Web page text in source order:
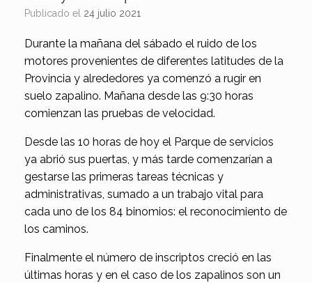
Publicado el 24 julio 2021
Durante la mañana del sábado el ruido de los
motores provenientes de diferentes latitudes de la
Provincia y alrededores ya comenzó a rugir en
suelo zapalino. Mañana desde las 9:30 horas
comienzan las pruebas de velocidad.
Desde las 10 horas de hoy el Parque de servicios
ya abrió sus puertas, y más tarde comenzarían a
gestarse las primeras tareas técnicas y
administrativas, sumado a un trabajo vital para
cada uno de los 84 binomios: el reconocimiento de
los caminos.
Finalmente el número de inscriptos creció en las
últimas horas y en el caso de los zapalinos son un